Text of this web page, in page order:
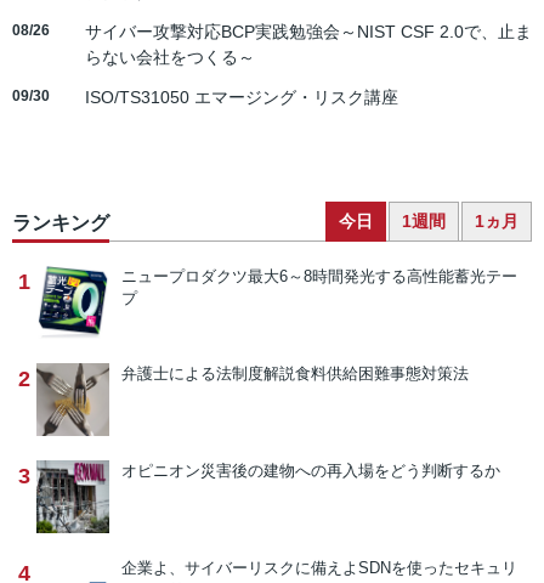
08/26
サイバー攻撃対応BCP実践勉強会～NIST CSF 2.0で、止ま
らない会社をつくる～
09/30 ISO/TS31050 エマージング・リスク講座
ランキング 今日 1週間 1ヵ月
1 ニュープロダクツ最大6～8時間発光する高性能蓄光テー
プ
2 弁護士による法制度解説食料供給困難事態対策法
3 オピニオン災害後の建物への再入場をどう判断するか
4 企業よ、サイバーリスクに備えよ SDNを使ったセキュリ